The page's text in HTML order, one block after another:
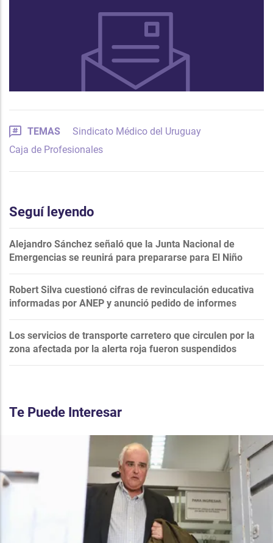
TEMAS
Sindicato Médico del Uruguay
Caja de Profesionales
Seguí leyendo
Alejandro Sánchez señaló que la Junta Nacional de
Emergencias se reunirá para prepararse para El Niño
Robert Silva cuestionó cifras de revinculación educativa
informadas por ANEP y anunció pedido de informes
Los servicios de transporte carretero que circulen por la
zona afectada por la alerta roja fueron suspendidos
Te Puede Interesar